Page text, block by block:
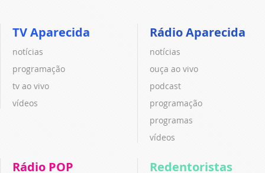
TV Aparecida
notícias
programação
tv ao vivo
vídeos
Rádio Aparecida
notícias
ouça ao vivo
podcast
programação
programas
vídeos
Rádio POP Redentoristas